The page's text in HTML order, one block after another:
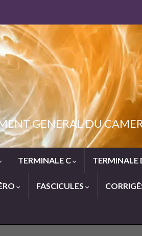
GENERAL DU
TERMINALE C TERMINALE
FASCICULES